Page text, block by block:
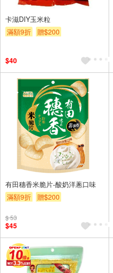
卡滋DIY玉米粒
滿額9折
贈$200
$40
有田穗香米脆片-酸奶洋蔥口味
滿額9折
贈$200
$ 53
$45